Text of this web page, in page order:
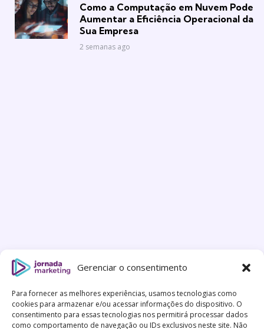
Gerenciar o consentimento
Para fornecer as melhores experiências, usamos tecnologias como
cookies para armazenar e/ou acessar informações do dispositivo. O
consentimento para essas tecnologias nos permitirá processar dados
como comportamento de navegação ou IDs exclusivos neste site. Não
Como a Computação em Nuvem Pode
Aumentar a Eficiência Operacional da
Sua Empresa
2 semanas ago